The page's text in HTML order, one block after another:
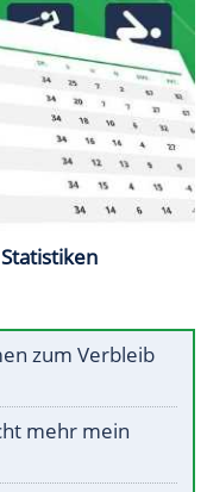
zum Verbleib
mehr mein